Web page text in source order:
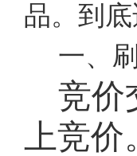
品。到
一、
竞价
上竞